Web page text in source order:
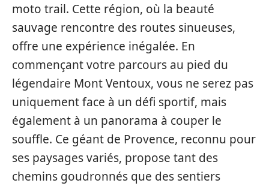
moto trail. Cette région, où la beauté
sauvage rencontre des routes sinueuses,
offre une expérience inégalée. En
commençant votre parcours au pied du
légendaire Mont Ventoux, vous ne serez pas
uniquement face à un défi sportif, mais
également à un panorama à couper le
souffle. Ce géant de Provence, reconnu pour
ses paysages variés, propose tant des
chemins goudronnés que des sentiers